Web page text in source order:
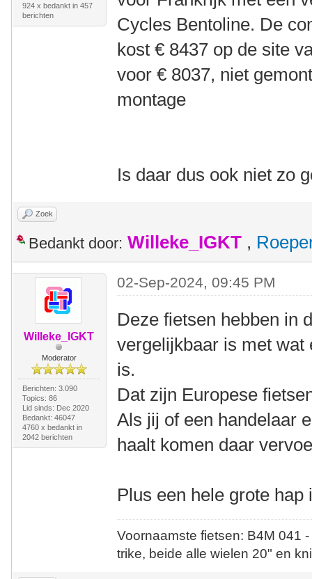
924 x bedankt in 457
berichten
Cycles Bentoline. De
kost € 8437 op de site
voor € 8037, niet
montage
Is daar dus ook niet zo
Zoek
Bedankt door: Willeke_IGKT ,
Willeke_IGKT
Moderator
Berichten: 3.090
Topics: 86
Lid sinds: Dec 2020
Bedankt: 46047
4760 x bedankt in
2042 berichten
02-Sep-2024, 09:45 PM
Deze fietsen hebben in
vergelijkbaar is met wat
is.
Dat zijn Europese
Als jij of een handelaar
haalt komen daar
Plus een hele grote hap
Voornaamste fietsen: B4M
trike, beide alle wielen 20" en